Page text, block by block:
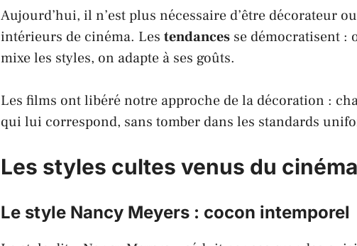
Aujourd’hui, il n’est plus nécessaire d’être décorateur
intérieurs de cinéma. Les tendances se démocratisent :
mixe les styles, on adapte à ses goûts.
Les films ont libéré notre approche de la décoration :
qui lui correspond, sans tomber dans les standards
Les styles cultes venus du cinéma
Le style Nancy Meyers : cocon intemporel